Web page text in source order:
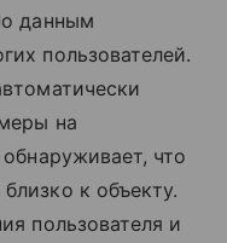
данным
пользователей.
на
что
к объекту.
пользователя и